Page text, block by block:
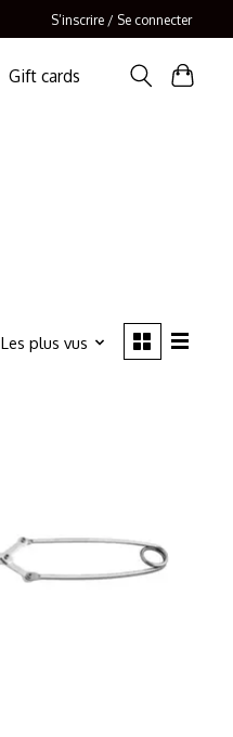
S’inscrire / Se connecter
Gift cards
Les plus vus